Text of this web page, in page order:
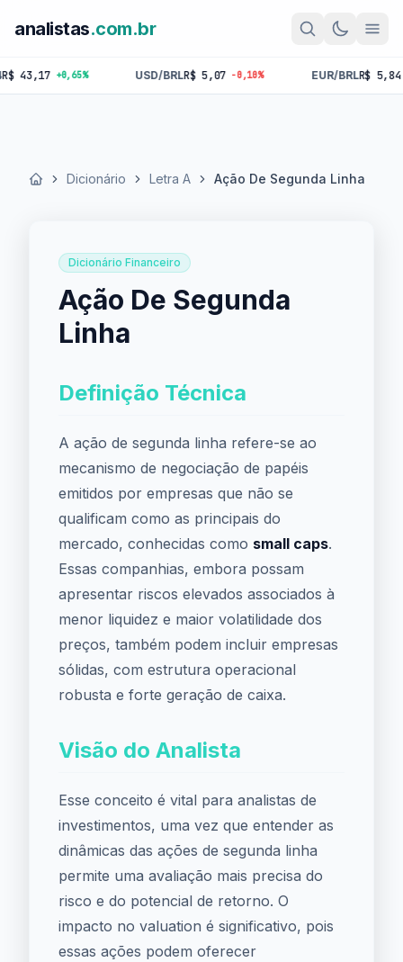
analistas.com.br
+0,65% USD/BRLR$ 5,07 -0,10% EUR/BRLR$ 5,84 -
Início Dicionário Letra A Ação De Segunda Linha
Dicionário Financeiro
Ação De Segunda
Linha
Definição Técnica
A ação de segunda linha refere-se ao
mecanismo de negociação de papéis
emitidos por empresas que não se
qualificam como as principais do
mercado, conhecidas como small caps.
Essas companhias, embora possam
apresentar riscos elevados associados à
menor liquidez e maior volatilidade dos
preços, também podem incluir empresas
sólidas, com estrutura operacional
robusta e forte geração de caixa.
Visão do Analista
Esse conceito é vital para analistas de
investimentos, uma vez que entender as
dinâmicas das ações de segunda linha
permite uma avaliação mais precisa do
risco e do potencial de retorno. O
impacto no valuation é significativo, pois
essas ações podem oferecer